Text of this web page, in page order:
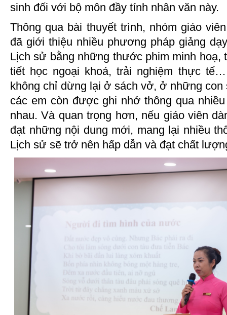
sinh đối với bộ môn đầy tính nhân văn này.
Thông qua bài thuyết trình, nhóm giáo
đã giới thiệu nhiều phương pháp giảng
Lịch sử bằng những thước phim minh hoạ,
tiết học ngoại khoá, trải nghiệm thực
không chỉ dừng lại ở sách vở, ở những
các em còn được ghi nhớ thông qua
nhau. Và quan trọng hơn, nếu giáo viên
đạt những nội dung mới, mang lại nhiều
Lịch sử sẽ trở nên hấp dẫn và đạt chất